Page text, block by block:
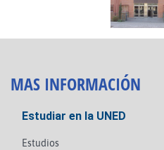
MAS INFORMACIÓN
Estudiar en la UNED
Estudios